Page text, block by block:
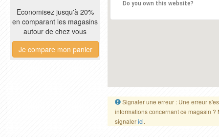
Economisez jusqu'à 20%
en comparant les magasins
autour de chez vous
Je compare mon panier
Do you own this website?
Signaler une erreur : Une erreur
informations concernant ce magasin ?
signalerici.